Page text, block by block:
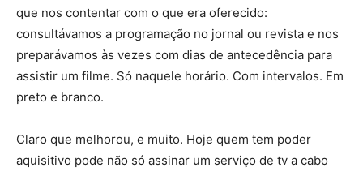
que nos contentar com o que era oferecido:
consultávamos a programação no jornal ou revista e nos
preparávamos às vezes com dias de antecedência para
assistir um filme. Só naquele horário. Com intervalos. Em
preto e branco.
Claro que melhorou, e muito. Hoje quem tem poder
aquisitivo pode não só assinar um serviço de tv a cabo